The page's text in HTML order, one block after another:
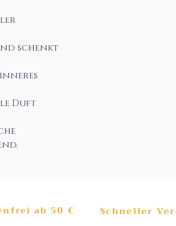
schenkt
Duft
ab 50 € Schneller